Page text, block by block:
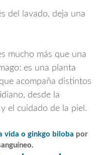
del lavado, deja una
mucho más que una
es una planta
acompaña distintos
desde la
el cuidado de la piel.
vida o ginkgo biloba por